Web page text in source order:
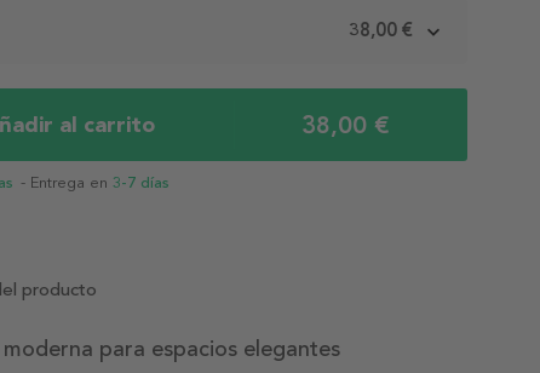
38,00 €
al carrito 38,00 €
- Entrega en 3-7 días
producto
para espacios elegantes